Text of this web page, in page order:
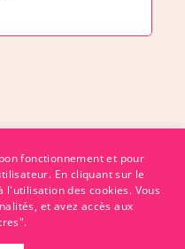
fonctionnement et pour
En cliquant sur le
l'utilisation des cookies. Vous
et avez accès aux